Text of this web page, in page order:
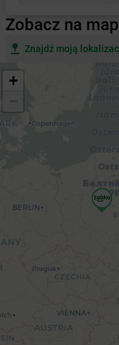
Zobacz na
Znajdź moją
+